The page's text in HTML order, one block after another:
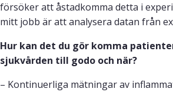
försöker att åstadkomma detta i
mitt jobb är att analysera datan från
Hur kan det du gör komma
sjukvården till godo och när?
– Kontinuerliga mätningar av